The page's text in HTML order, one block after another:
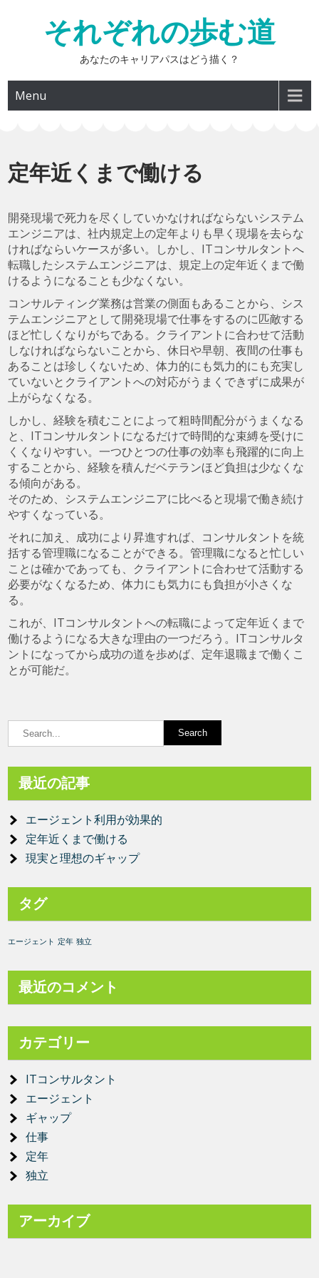
それぞれの歩む道
あなたのキャリアパスはどう描く？
Menu
定年近くまで働ける
開発現場で死力を尽くしていかなければならないシステム
エンジニアは、社内規定上の定年よりも早く現場を去らな
ければならいケースが多い。しかし、ITコンサルタントへ
転職したシステムエンジニアは、規定上の定年近くまで働
けるようになることも少なくない。
コンサルティング業務は営業の側面もあることから、シス
テムエンジニアとして開発現場で仕事をするのに匹敵する
ほど忙しくなりがちである。クライアントに合わせて活動
しなければならないことから、休日や早朝、夜間の仕事も
あることは珍しくないため、体力的にも気力的にも充実し
ていないとクライアントへの対応がうまくできずに成果が
上がらなくなる。
しかし、経験を積むことによって粗時間配分がうまくなる
と、ITコンサルタントになるだけで時間的な束縛を受けに
くくなりやすい。一つひとつの仕事の効率も飛躍的に向上
することから、経験を積んだベテランほど負担は少なくな
る傾向がある。
そのため、システムエンジニアに比べると現場で働き続け
やすくなっている。
それに加え、成功により昇進すれば、コンサルタントを統
括する管理職になることができる。管理職になると忙しい
ことは確かであっても、クライアントに合わせて活動する
必要がなくなるため、体力にも気力にも負担が小さくな
る。
これが、ITコンサルタントへの転職によって定年近くまで
働けるようになる大きな理由の一つだろう。ITコンサルタ
ントになってから成功の道を歩めば、定年退職まで働くこ
とが可能だ。
最近の記事
エージェント利用が効果的
定年近くまで働ける
現実と理想のギャップ
タグ
エージェント 定年 独立
最近のコメント
カテゴリー
ITコンサルタント
エージェント
ギャップ
仕事
定年
独立
アーカイブ